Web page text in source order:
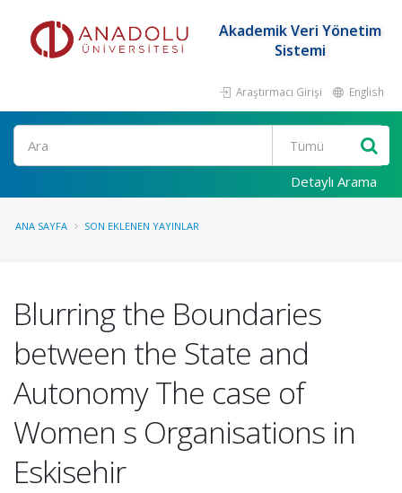
Akademik Veri Yönetim
Sistemi
Araştırmacı Girişi English
Ara
Detaylı Arama
ANA SAYFA SON EKLENEN YAYINLAR
Blurring the Boundaries
between the State and
Autonomy The case of
Women s Organisations in
Eskisehir